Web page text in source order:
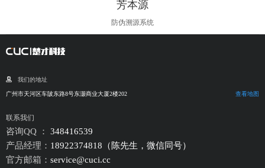
芳本源
防伪溯源系统
我们的地址
广州市天河区车陂东路8号东灏商业大厦2楼202 查看地图
联系我们
咨询QQ ： 348416539
产品经理： 18922374818（陈先生，微信同号）
官方邮箱： service@cuci.cc